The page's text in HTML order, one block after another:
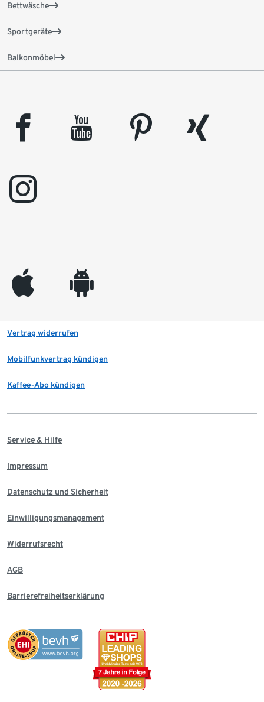
Bettwäsche
Sportgeräte
Balkonmöbel
facebook youtube pinterest
xing
instagram
appleinc android
Vertrag widerrufen
Mobilfunkvertrag kündigen
Kaffee-Abo kündigen
Service & Hilfe
Impressum
Datenschutz und Sicherheit
Einwilligungsmanagement
Widerrufsrecht
AGB
Barrierefreiheitserklärung